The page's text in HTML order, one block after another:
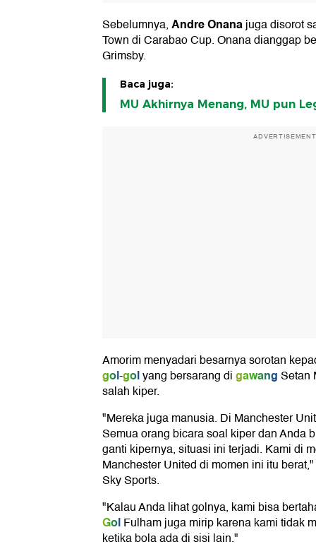
Sebelumnya,Andre Onanajuga disorot
Town di Carabao Cup. Onana dianggap
Grimsby.
Baca juga:
MU Akhirnya Menang, MU pun
ADVERTISEMENT
Amorim menyadari besarnya sorotan
gol-golyang bersarang digawangSetan
salah kiper.
"Mereka juga manusia. Di Manchester
Semua orang bicara soal kiper dan Anda
ganti kipernya, situasi ini terjadi. Kami di
Manchester United di momen ini itu
Sky Sports.
"Kalau Anda lihat golnya, kami bisa
GolFulham juga mirip karena kami tidak
ketika bola ada di sisi lain."